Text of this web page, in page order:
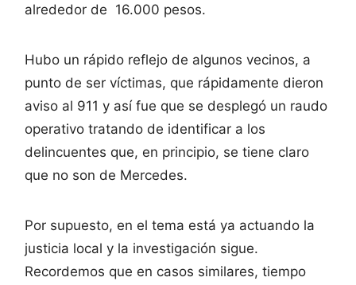
alrededor de 16.000 pesos.
Hubo un rápido reflejo de algunos vecinos, a
punto de ser víctimas, que rápidamente dieron
aviso al 911 y así fue que se desplegó un raudo
operativo tratando de identificar a los
delincuentes que, en principio, se tiene claro
que no son de Mercedes.
Por supuesto, en el tema está ya actuando la
justicia local y la investigación sigue.
Recordemos que en casos similares, tiempo